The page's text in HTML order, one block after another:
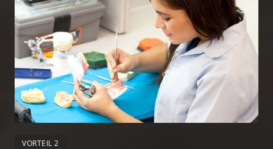
VORTEIL 2